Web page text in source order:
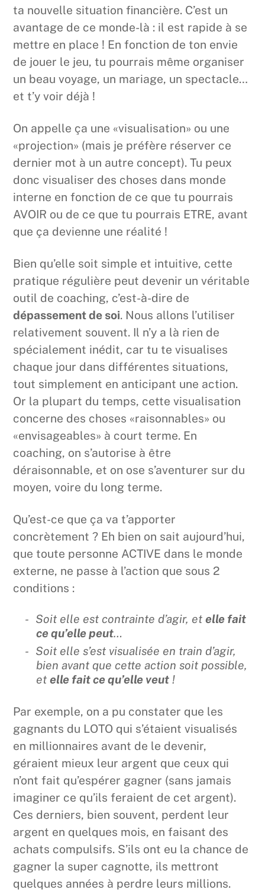
ta nouvelle situation financière. C’est un
avantage de ce monde-là : il est rapide à se
mettre en place ! En fonction de ton envie
de jouer le jeu, tu pourrais même organiser
un beau voyage, un mariage, un spectacle…
et t’y voir déjà !
On appelle ça une «visualisation» ou une
«projection» (mais je préfère réserver ce
dernier mot à un autre concept). Tu peux
donc visualiser des choses dans monde
interne en fonction de ce que tu pourrais
AVOIR ou de ce que tu pourrais ETRE, avant
que ça devienne une réalité !
Bien qu’elle soit simple et intuitive, cette
pratique régulière peut devenir un véritable
outil de coaching, c’est-à-dire de
dépassement de soi. Nous allons l’utiliser
relativement souvent. Il n’y a là rien de
spécialement inédit, car tu te visualises
chaque jour dans différentes situations,
tout simplement en anticipant une action.
Or la plupart du temps, cette visualisation
concerne des choses «raisonnables» ou
«envisageables» à court terme. En
coaching, on s’autorise à être
déraisonnable, et on ose s’aventurer sur du
moyen, voire du long terme.
Qu’est-ce que ça va t’apporter
concrètement ? Eh bien on sait aujourd’hui,
que toute personne ACTIVE dans le monde
externe, ne passe à l’action que sous 2
conditions :
Soit elle est contrainte d’agir, etelle fait
ce qu’elle peut…
Soit elle s’est visualisée en train d’agir,
bien avant que cette action soit possible,
etelle fait ce qu’elle veut !
Par exemple, on a pu constater que les
gagnants du LOTO qui s’étaient visualisés
en millionnaires avant de le devenir,
géraient mieux leur argent que ceux qui
n’ont fait qu’espérer gagner (sans jamais
imaginer ce qu’ils feraient de cet argent).
Ces derniers, bien souvent, perdent leur
argent en quelques mois, en faisant des
achats compulsifs. S’ils ont eu la chance de
gagner la super cagnotte, ils mettront
quelques années à perdre leurs millions.